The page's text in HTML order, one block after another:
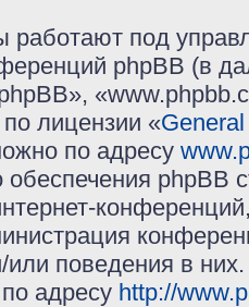
под
phpBB (в
лицензии «
по адресу
обеспечения phpBB
или поведения в
адресу http://